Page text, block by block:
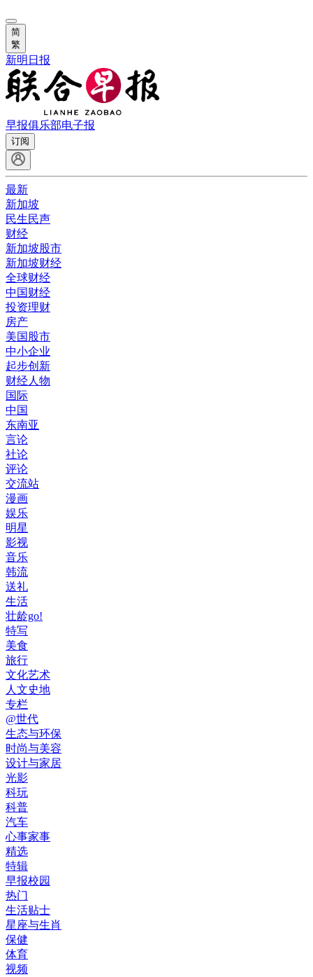
简
繁
新明日报
早报俱乐部电子报
订阅
最新
新加坡
民生民声
财经
新加坡股市
新加坡财经
全球财经
中国财经
投资理财
房产
美国股市
中小企业
起步创新
财经人物
国际
中国
东南亚
言论
社论
评论
交流站
漫画
娱乐
明星
影视
音乐
韩流
送礼
生活
壮龄go!
特写
美食
旅行
文化艺术
人文史地
专栏
@世代
生态与环保
时尚与美容
设计与家居
光影
科玩
科普
汽车
心事家事
精选
特辑
早报校园
热门
生活贴士
星座与生肖
保健
体育
视频